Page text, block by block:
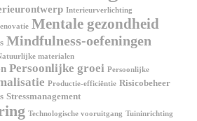
Interieurverlichting
Mentale gezondheid
Mindfulness-oefeningen
materialen
Persoonlijke groei Persoonlijke
Productie-efficiëntie Risicobeheer
Stressmanagement
Technologische vooruitgang Tuininrichting